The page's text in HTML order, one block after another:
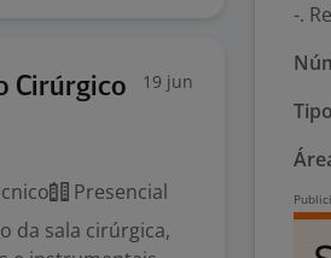
Cirúrgico 19 jun
Presencial
da sala cirúrgica,
-.